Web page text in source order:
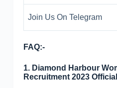
Join Us On Telegram
FAQ:-
1. Diamond Harbour
Recruitment 2023 Official